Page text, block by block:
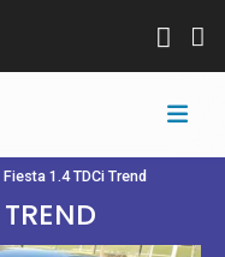
1.4 TDCi Trend